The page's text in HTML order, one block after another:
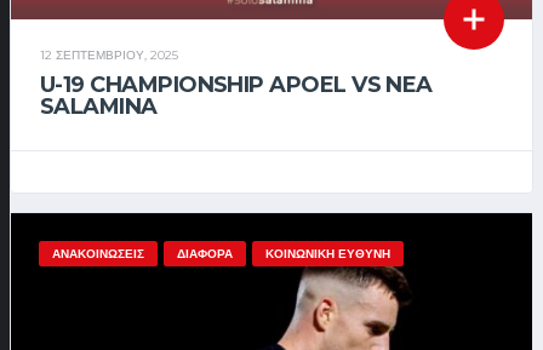
12 ΣΕΠΤΕΜΒΡΊΟΥ, 2025
U-19 CHAMPIONSHIP APOEL VS NEA
SALAMINA
ΑΝΑΚΟΙΝΏΣΕΙΣ ΔΙΆΦΟΡΑ ΚΟΙΝΩΝΙΚΗ ΕΥΘΥΝΗ